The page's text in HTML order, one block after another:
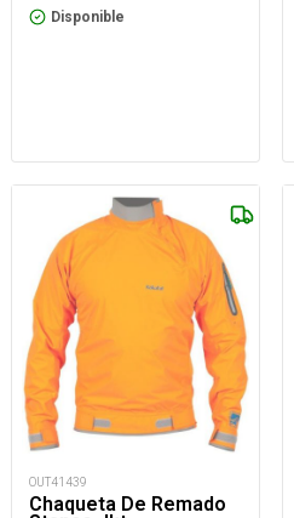
Disponible
OUT41439
Chaqueta De Remado